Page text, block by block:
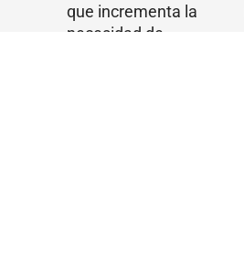
que incrementa la
necesidad de